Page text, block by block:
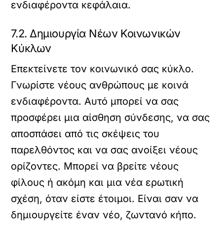
ενδιαφέροντα κεφάλαια.
7.2. Δημιουργία Νέων Κοινωνικών
Κύκλων
Επεκτείνετε τον κοινωνικό σας κύκλο.
Γνωρίστε νέους ανθρώπους με κοινά
ενδιαφέροντα. Αυτό μπορεί να σας
προσφέρει μια αίσθηση σύνδεσης, να σας
αποσπάσει από τις σκέψεις του
παρελθόντος και να σας ανοίξει νέους
ορίζοντες. Μπορεί να βρείτε νέους
φίλους ή ακόμη και μια νέα ερωτική
σχέση, όταν είστε έτοιμοι. Είναι σαν να
δημιουργείτε έναν νέο, ζωντανό κήπο.